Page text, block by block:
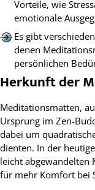
Vorteile, wie
emotionale
Es gibt
denen
persönlichen
Herkunft der
Meditationsmatten,
Ursprung im Zen-
dabei um
dienten. In der
leicht abgewandelten
für mehr Komfort bei